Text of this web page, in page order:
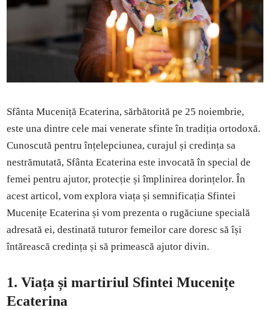
Sfânta Muceniță Ecaterina, sărbătorită pe 25 noiembrie,
este una dintre cele mai venerate sfinte în tradiția ortodoxă.
Cunoscută pentru înțelepciunea, curajul și credința sa
nestrămutată, Sfânta Ecaterina este invocată în special de
femei pentru ajutor, protecție și împlinirea dorințelor. În
acest articol, vom explora viața și semnificația Sfintei
Mucenițe Ecaterina și vom prezenta o rugăciune specială
adresată ei, destinată tuturor femeilor care doresc să își
întărească credința și să primească ajutor divin.
1. Viața și martiriul Sfintei Mucenițe
Ecaterina